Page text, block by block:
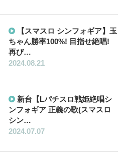
【スマスロ シンフォギア】玉
ちゃん勝率100%! 目指せ絶唱!
再び…
2024.08.21
新台【Lパチスロ戦姫絶唱シ
ンフォギア 正義の歌(スマスロ
シン…
2024.07.07